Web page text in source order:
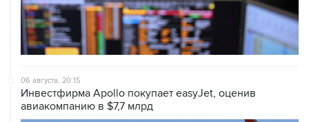
06 августа, 20:15
Инвестфирма Apollo покупает easyJet, оценив
авиакомпанию в $7,7 млрд